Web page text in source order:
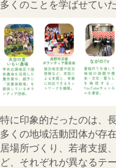
多くのことを学ばせてい
特に印象的だったのは、
多くの地域活動団体が存
居場所づくり、若者支援
ど、それぞれが異なるテ